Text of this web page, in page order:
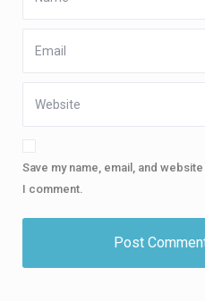
Save my name, email, and
I comment.